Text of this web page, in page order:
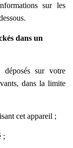
sur les
dans un
déposés sur votre
dans la limite
cet appareil ;
;